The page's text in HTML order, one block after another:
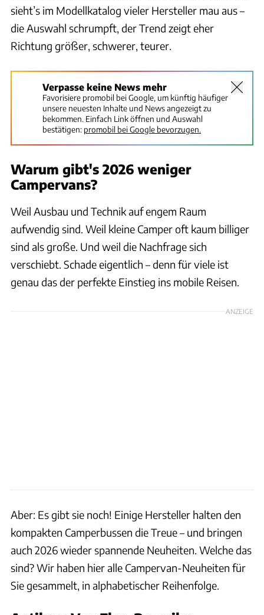
sieht’s im Modellkatalog vieler Hersteller mau aus –
die Auswahl schrumpft, der Trend zeigt eher
Richtung größer, schwerer, teurer.
Verpasse keine News mehr
Favorisiere promobil bei Google, um künftig häufiger
unsere neuesten Inhalte und News angezeigt zu
bekommen. Einfach Link öffnen und Auswahl
bestätigen: promobil bei Google bevorzugen.
Warum gibt's 2026 weniger
Campervans?
Weil Ausbau und Technik auf engem Raum
aufwendig sind. Weil kleine Camper oft kaum billiger
sind als große. Und weil die Nachfrage sich
verschiebt. Schade eigentlich – denn für viele ist
genau das der perfekte Einstieg ins mobile Reisen.
ANZEIGE
Aber: Es gibt sie noch! Einige Hersteller halten den
kompakten Camperbussen die Treue – und bringen
auch 2026 wieder spannende Neuheiten. Welche das
sind? Wir haben hier alle Campervan-Neuheiten für
Sie gesammelt, in alphabetischer Reihenfolge.